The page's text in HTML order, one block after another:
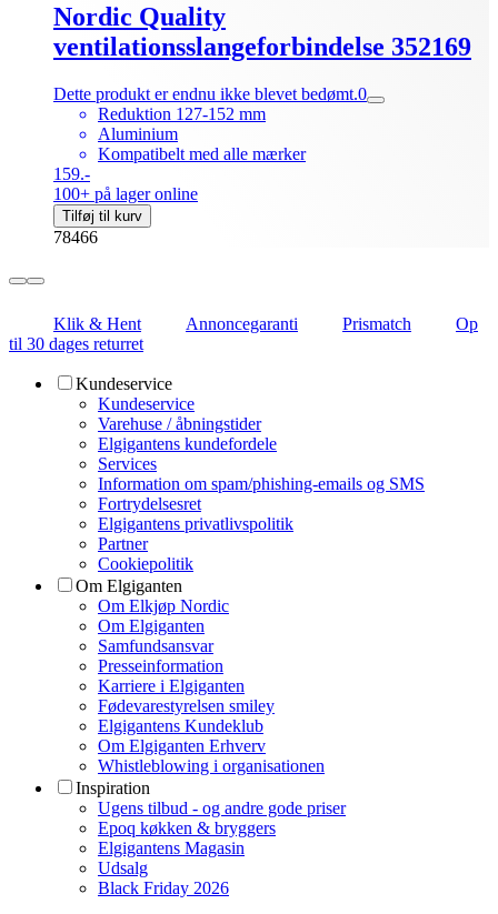
Nordic Quality
ventilationsslangeforbindelse 352169
Dette produkt er endnu ikke blevet bedømt.0
Reduktion 127-152 mm
Aluminium
Kompatibelt med alle mærker
159.-
100+ på lager online
Tilføj til kurv
78466
Klik & Hent Annoncegaranti Prismatch
Op
til 30 dages returret
Kundeservice
Kundeservice
Varehuse / åbningstider
Elgigantens kundefordele
Services
Information om spam/phishing-emails og SMS
Fortrydelsesret
Elgigantens privatlivspolitik
Partner
Cookiepolitik
Om Elgiganten
Om Elkjøp Nordic
Om Elgiganten
Samfundsansvar
Presseinformation
Karriere i Elgiganten
Fødevarestyrelsen smiley
Elgigantens Kundeklub
Om Elgiganten Erhverv
Whistleblowing i organisationen
Inspiration
Ugens tilbud - og andre gode priser
Epoq køkken & bryggers
Elgigantens Magasin
Udsalg
Black Friday 2026